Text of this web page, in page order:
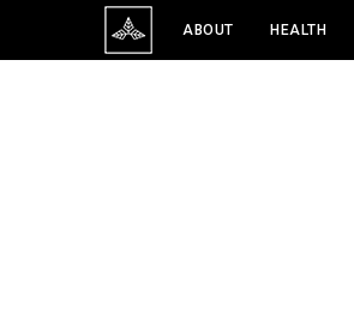
ABOUT HEALTH